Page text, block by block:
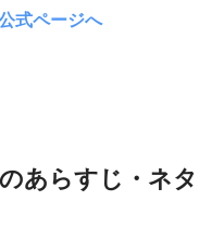
式ページへ
あらすじ・ネタ